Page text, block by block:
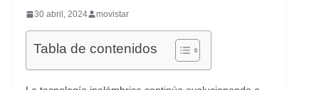
30 abril, 2024 movistar
Tabla de contenidos